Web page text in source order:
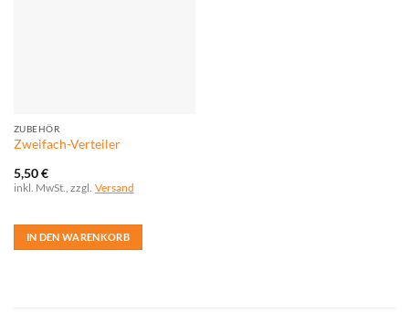
ZUBEHÖR
Zweifach-Verteiler
5,50€
inkl. MwSt., zzgl. Versand
IN DEN WARENKORB